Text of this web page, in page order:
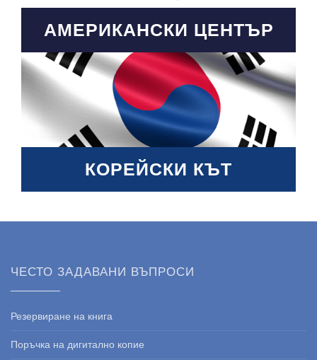
АМЕРИКАНСКИ ЦЕНТЪР
КОРЕЙСКИ КЪТ
ЧЕСТО ЗАДАВАНИ ВЪПРОСИ
Резервиране на книга
Поръчка на дигитално копие